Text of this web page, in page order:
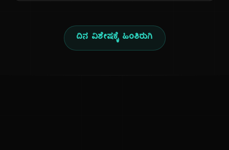
ದಿನ ವಿಶೇಷಕ್ಕೆ ಹಿಂತಿರುಗಿ